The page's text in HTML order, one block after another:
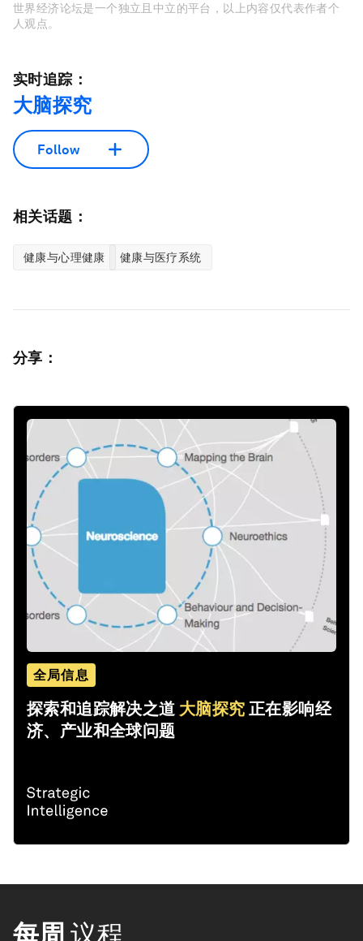
世界经济论坛是一个独立且中立的平台，以上内容仅代表作者个
人观点。
实时追踪：
大脑探究
Follow
相关话题：
健康与心理健康 健康与医疗系统
分享：
全局信息
探索和追踪解决之道 大脑探究 正在影响经
济、产业和全球问题
每周 议程